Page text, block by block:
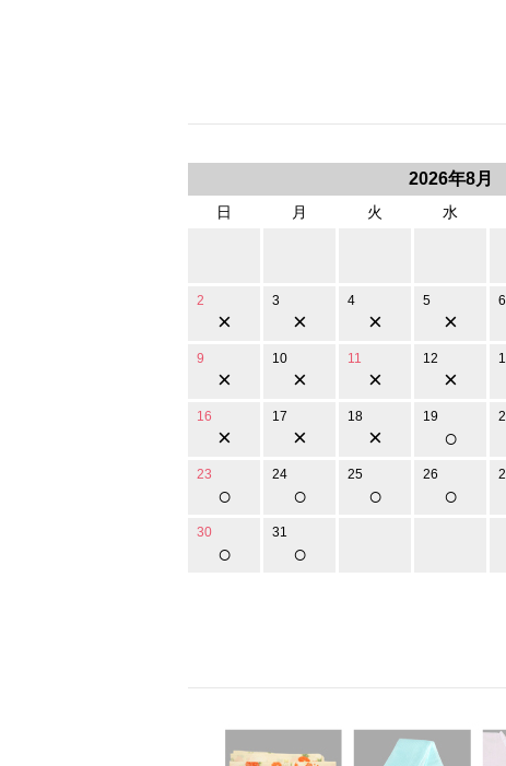
2026年8月
日 月 火 水
2
×
3
×
4
×
5
×
6
9
×
10
×
11
×
12
×
16
×
17
×
18
×
19
○
23
○
24
○
25
○
26
○
30
○
31
○